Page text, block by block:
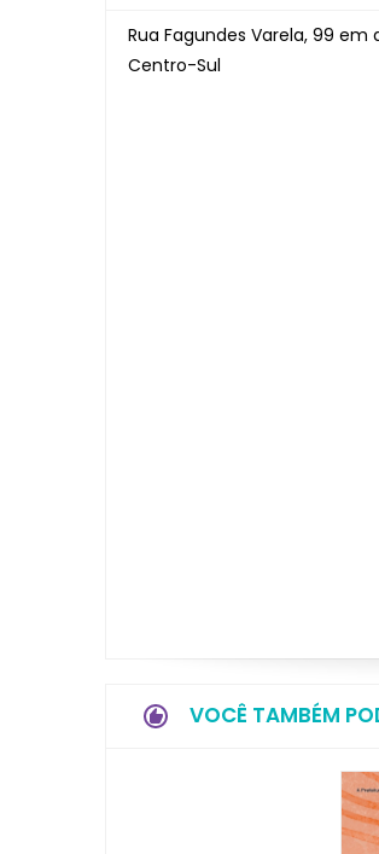
Rua Fagundes Varela, 99
Centro-Sul
VOCÊ TAMBÉM